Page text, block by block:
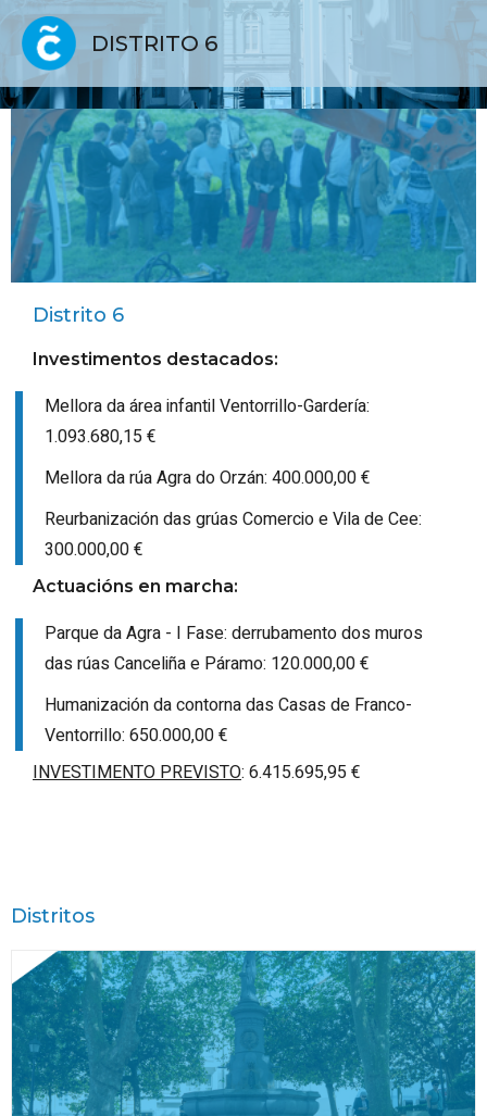
DISTRITO 6
Distrito 6
Investimentos destacados:
Mellora da área infantil Ventorrillo-Gardería:
1.093.680,15 €
Mellora da rúa Agra do Orzán: 400.000,00 €
Reurbanización das grúas Comercio e Vila de Cee:
300.000,00 €
Actuacións en marcha:
Parque da Agra - I Fase: derrubamento dos muros
das rúas Canceliña e Páramo: 120.000,00 €
Humanización da contorna das Casas de Franco-
Ventorrillo: 650.000,00 €
INVESTIMENTO PREVISTO: 6.415.695,95 €
Distritos